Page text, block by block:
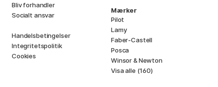
Bliv forhandler
Socialt ansvar
Handelsbetingelser
Integritetspolitik
Cookies
Mærker
Pilot
Lamy
Faber-Castell
Posca
Winsor & Newton
Visa alle (160)